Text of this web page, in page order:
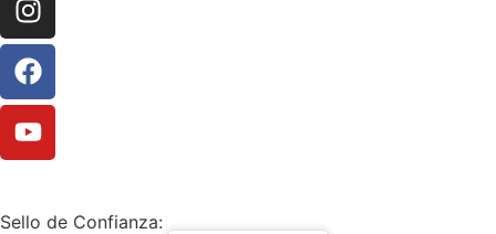
Sello de Confianza: